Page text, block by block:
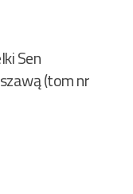
Sen
(tom nr